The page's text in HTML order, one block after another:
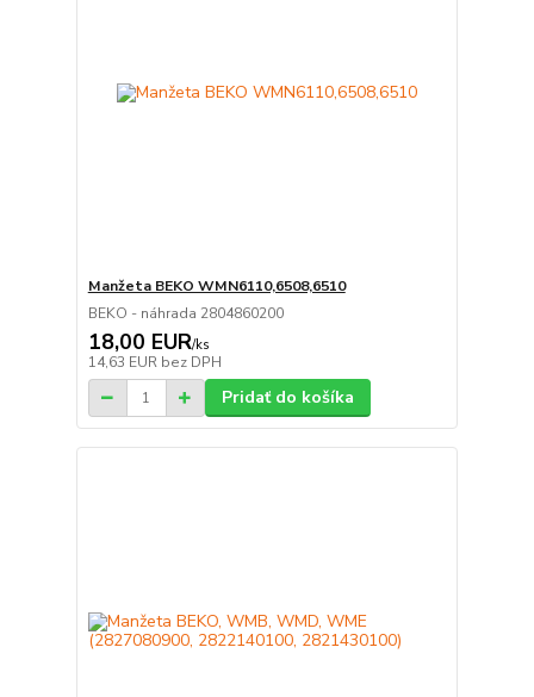
Manžeta BEKO WMN6110,6508,6510
BEKO - náhrada 2804860200
18,00 EUR/ks
14,63 EUR bez DPH
Pridať do košíka